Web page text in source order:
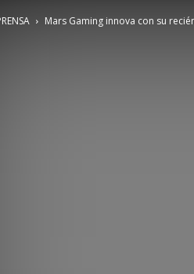
Mars Gaming innova con su